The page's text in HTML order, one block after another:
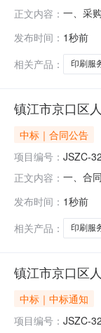
正文内容： 一、采
基本概
发布时间： 1秒前
相关产品：
印刷服
镇江市京口区
中标｜合同公告
项目编号： JSZC-
正文内容： 一、合
主要标
发布时间： 1秒前
相关产品：
印刷服
镇江市京口区
中标｜中标通知
项目编号： JSZC-